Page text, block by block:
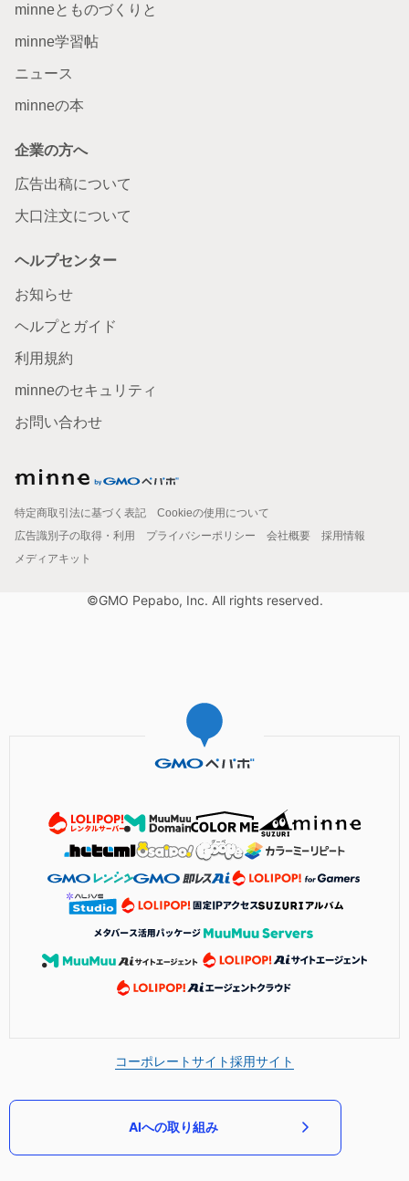
minneとものづくりと
minne学習帖
ニュース
minneの本
企業の方へ
広告出稿について
大口注文について
ヘルプセンター
お知らせ
ヘルプとガイド
利用規約
minneのセキュリティ
お問い合わせ
特定商取引法に基づく表記
Cookieの使用について
広告識別子の取得・利用
プライバシーポリシー 会社概要
採用情報
メディアキット
©GMO Pepabo, Inc. All rights reserved.
コーポレートサイト採用サイト
AIへの取り組み